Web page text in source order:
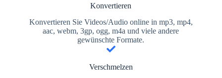
Konvertieren
Konvertieren Sie Videos/Audio online in mp3, mp4,
aac, webm, 3gp, ogg, m4a und viele andere
gewünschte Formate.
Verschmelzen